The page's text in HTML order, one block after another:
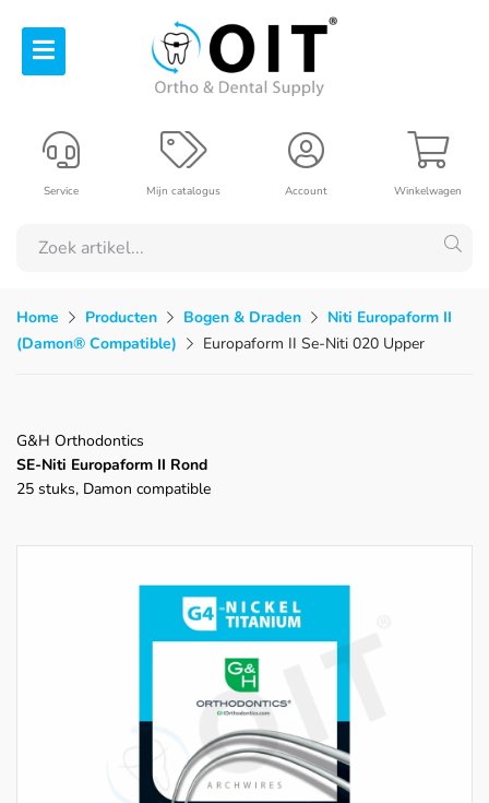
Winkelwagen
Account
Mijn catalogus
Service
Home Producten Bogen & Draden
Niti Europaform II
(Damon® Compatible)
Europaform II Se-Niti 020 Upper
G&H Orthodontics
SE-Niti Europaform II Rond
25 stuks, Damon compatible